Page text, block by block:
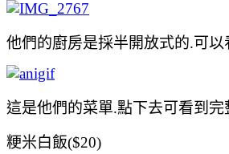
他們的廚房是採半開放式的.可
這是他們的菜單.點下去可看到完
粳米白飯($20)